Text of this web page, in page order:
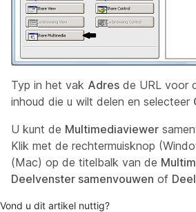
Typ in het vak Adres de URL voor
inhoud die u wilt delen en selecteer
U kunt de Multimediaviewer
Klik met de rechtermuisknop
(Mac) op de titelbalk van de
Deelvenster samenvouwen of
Vond u dit artikel nuttig?